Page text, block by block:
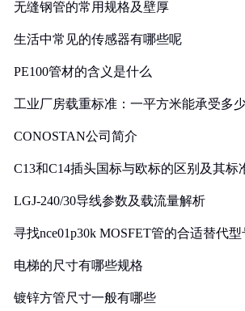
无缝钢管的常用规格及壁厚
生活中常见的传感器有哪些呢
PE100管材的含义是什么
工业厂房载重标准：一平方米能承受多
CONOSTAN公司简介
C13和C14插头国标与欧标的区别及其标
LGJ-240/30导线参数及载流量解析
寻找nce01p30k MOSFET管的合适替代型
电梯的尺寸有哪些规格
镀锌方管尺寸一般有哪些